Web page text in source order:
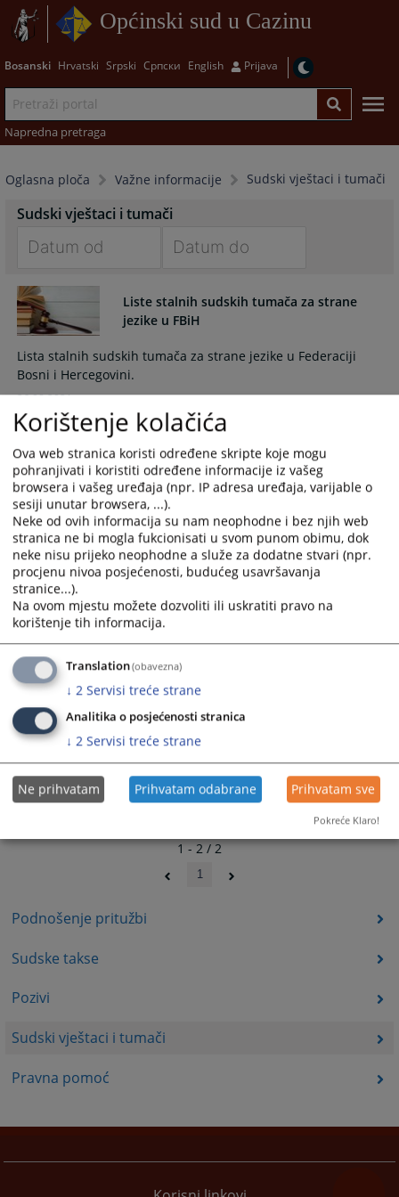
Općinski sud u Cazinu
Bosanski Hrvatski Srpski Српски English Prijava
Napredna pretraga
Oglasna ploča Važne informacije Sudski vještaci i tumači
Podnošenje pritužbi
Sudske takse
Pozivi
Sudski vještaci i tumači
Pravna pomoć
Sudski vještaci i tumači
forward
to
interact
with
the
calendar
and
select
a
date.
Press
the
question
mark
key
to
get
the
keyboard
shortcuts
for
changing
dates.
forward
to
with
calendar
and
select
a
date.
Press
the
question
mark
key
get
the
keyboard
shortcuts
for
changing
dates.
Liste stalnih sudskih tumača za strane
jezike u FBiH
Lista stalnih sudskih tumača za strane jezike u Federaciji
Bosni i Hercegovini.
26.08.2021.
Liste stalnih sudskih vještaka u FBiH
Lista stalnih sudskih vještaka u Federaciji Bosni i
Hercegovini.
21.08.2009.
1 - 2 / 2
1
Korištenje kolačića
Ova web stranica koristi određene skripte koje mogu
pohranjivati i koristiti određene informacije iz vašeg
browsera i vašeg uređaja (npr. IP adresa uređaja, varijable o
sesiji unutar browsera, ...).
Neke od ovih informacija su nam neophodne i bez njih web
stranica ne bi mogla fukcionisati u svom punom obimu, dok
neke nisu prijeko neophodne a služe za dodatne stvari (npr.
procjenu nivoa posjećenosti, budućeg usavršavanja
stranice...).
Na ovom mjestu možete dozvoliti ili uskratiti pravo na
korištenje tih informacija.
Translation(obavezna)
↓ 2 Servisi treće strane
Analitika o posjećenosti stranica
↓ 2 Servisi treće strane
Ne prihvatam Prihvatam odabrane Prihvatam sve
Pokreće Klaro!